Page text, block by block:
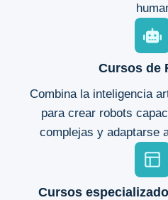
Cursos de
Combina la inteligencia
para crear robots
complejas y adaptarse
Cursos